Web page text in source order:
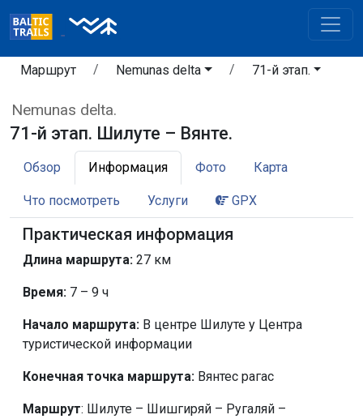
Маршрут Nemunas delta 71-й этап.
Nemunas delta.
71-й этап. Шилуте – Вянте.
Обзор Информация Фото Карта
Что посмотреть Услуги GPX
Практическая информация
Длина маршрута: 27 км
Время: 7 – 9 ч
Начало маршрута: В центре Шилуте у Центра
туристической информации
Конечная точка маршрута: Вянтес рагас
Маршрут: Шилуте – Шишгиряй – Ругаляй –